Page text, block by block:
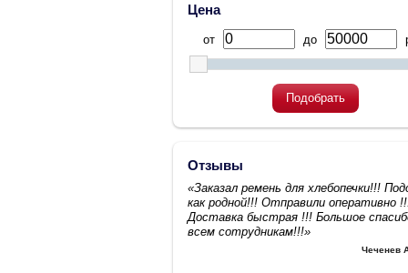
Цена
от до
Подобрать
Отзывы
«Заказал ремень для хлебопечки!!!
как родной!!! Отправили оперативно
Доставка быстрая !!! Большое
всем сотрудникам!!!»
Чеченев